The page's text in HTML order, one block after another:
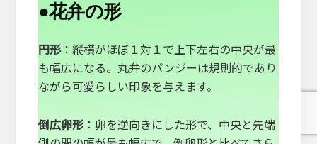
●花弁の形
円形：縦横がほぼ１対１で上下左右の中央が最
も幅広になる。丸弁のパンジーは規則的であり
ながら可愛らしい印象を与えます。
倒広卵形：卵を逆向きにした形で、中央と先端